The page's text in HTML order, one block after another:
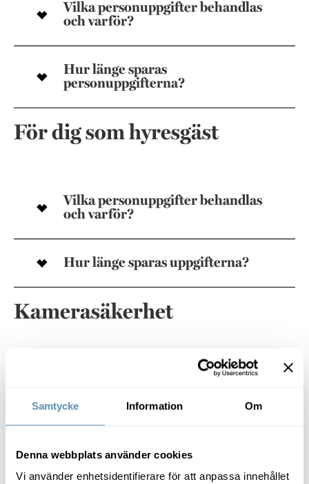
Samtycke Information Om
Denna webbplats använder cookies
Vi använder enhetsidentifierare för att anpassa innehållet
Vilka personuppgifter behandlas
och varför?
Hur länge sparas
personuppgifterna?
För dig som hyresgäst
Vilka personuppgifter behandlas
och varför?
Hur länge sparas uppgifterna?
Kamerasäkerhet
Behandling av personuppgifter
Kameraövervakning för